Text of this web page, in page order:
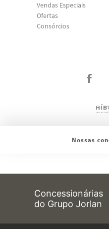
Vendas Especiais
Ofertas
Consórcios
Nossas
Concessionárias
do Grupo Jorlan